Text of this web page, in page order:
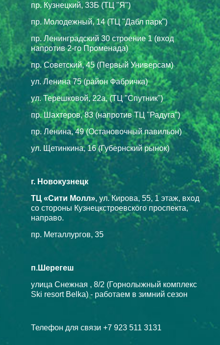
пр. Кузнецкий, 33Б (ТЦ "Я")
пр. Молодежный, 14 (ТЦ "Дабл парк")
пр. Ленинградский 30 строение 1 (вход
напротив 2-го Променада)
пр. Советский, 45 (Первый Универсам)
ул. Ленина 75 (район Фабричка)
ул. Терешковой, 22а, (ТЦ "Спутник")
пр. Шахтеров, 83 (напротив ТЦ "Радуга")
пр. Ленина, 49 (Остановочный павильон)
ул. Щетинкина, 16 (Губернский рынок)
г. Новокузнецк
ТЦ «Сити Молл», ул. Кирова, 55, 1 этаж, вход
со стороны Кузнецкстроевского проспекта,
направо.
пр. Металлургов, 35
п.Шерегеш
улица Снежная , 8/2 (Горнолыжный комплекс
Ski resort Belka) - работаем в зимний сезон
Телефон для связи +7 923 511 3131